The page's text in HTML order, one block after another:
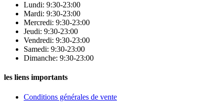
Lundi: 9:30-23:00
Mardi: 9:30-23:00
Mercredi: 9:30-23:00
Jeudi: 9:30-23:00
Vendredi: 9:30-23:00
Samedi: 9:30-23:00
Dimanche: 9:30-23:00
les liens importants
Conditions générales de vente